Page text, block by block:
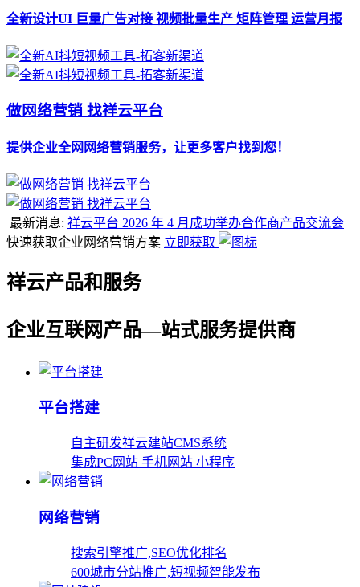
全新设计UI 巨量广告对接 视频批量生产 矩阵管理 运营月报
做网络营销 找祥云平台
提供企业全网网络营销服务，让更多客户找到您！
最新消息: 祥云平台 2026 年 4 月成功举办合作商产品交流会
快速获取企业网络营销方案 立即获取
祥云产品和服务
企业互联网产品—站式服务提供商
平台搭建
自主研发祥云建站CMS系统
集成PC网站 手机网站 小程序
网络营销
搜索引擎推广,SEO优化排名
600城市分站推广,短视频智能发布